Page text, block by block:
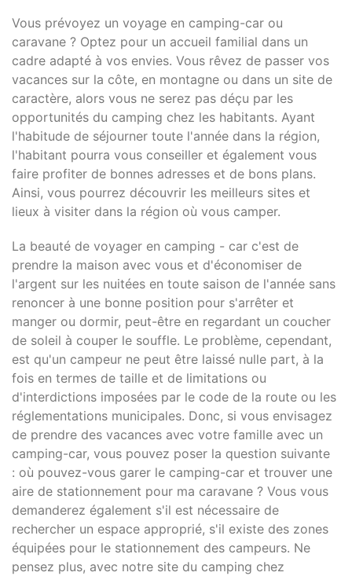
Vous prévoyez un voyage en camping-car ou
caravane ? Optez pour un accueil familial dans un
cadre adapté à vos envies. Vous rêvez de passer vos
vacances sur la côte, en montagne ou dans un site de
caractère, alors vous ne serez pas déçu par les
opportunités du camping chez les habitants. Ayant
l'habitude de séjourner toute l'année dans la région,
l'habitant pourra vous conseiller et également vous
faire profiter de bonnes adresses et de bons plans.
Ainsi, vous pourrez découvrir les meilleurs sites et
lieux à visiter dans la région où vous camper.
La beauté de voyager en camping - car c'est de
prendre la maison avec vous et d'économiser de
l'argent sur les nuitées en toute saison de l'année sans
renoncer à une bonne position pour s'arrêter et
manger ou dormir, peut-être en regardant un coucher
de soleil à couper le souffle. Le problème, cependant,
est qu'un campeur ne peut être laissé nulle part, à la
fois en termes de taille et de limitations ou
d'interdictions imposées par le code de la route ou les
réglementations municipales. Donc, si vous envisagez
de prendre des vacances avec votre famille avec un
camping-car, vous pouvez poser la question suivante
: où pouvez-vous garer le camping-car et trouver une
aire de stationnement pour ma caravane ? Vous vous
demanderez également s'il est nécessaire de
rechercher un espace approprié, s'il existe des zones
équipées pour le stationnement des campeurs. Ne
pensez plus, avec notre site du camping chez